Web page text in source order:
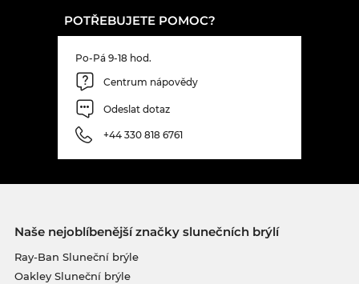
POTŘEBUJETE POMOC?
Po-Pá 9-18 hod.
Centrum nápovědy
Odeslat dotaz
+44 330 818 6761
Naše nejoblíbenější značky slunečních brýlí
Ray-Ban Sluneční brýle
Oakley Sluneční brýle